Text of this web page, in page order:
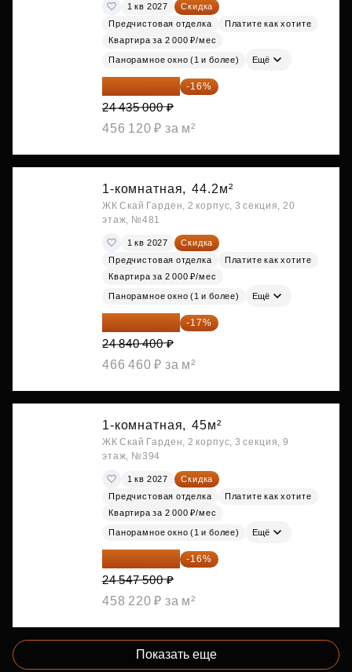
1 кв 2027
Скидка
Предчистовая отделка
Платите как хотите
Квартира за 2 000 ₽/мес
Панорамное окно (1 и более) Ещё
20 525 400 ₽ -16%
24 435 000 ₽
456 120 ₽ за м²
1-комнатная, 44.2м²
ЖК Скай Гарден, 2 корпус, 3 секция, 20
этаж, №481
1 кв 2027
Скидка
Предчистовая отделка
Платите как хотите
Квартира за 2 000 ₽/мес
Панорамное окно (1 и более) Ещё
20 617 532 ₽ -17%
24 840 400 ₽
466 460 ₽ за м²
1-комнатная, 45м²
ЖК Скай Гарден, 2 корпус, 3 секция, 9
этаж, №394
1 кв 2027
Скидка
Предчистовая отделка
Платите как хотите
Квартира за 2 000 ₽/мес
Панорамное окно (1 и более) Ещё
20 619 900 ₽ -16%
24 547 500 ₽
458 220 ₽ за м²
Показать еще